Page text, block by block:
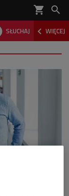
shopping_cart 
SŁUCHAJ  WIĘCEJ
